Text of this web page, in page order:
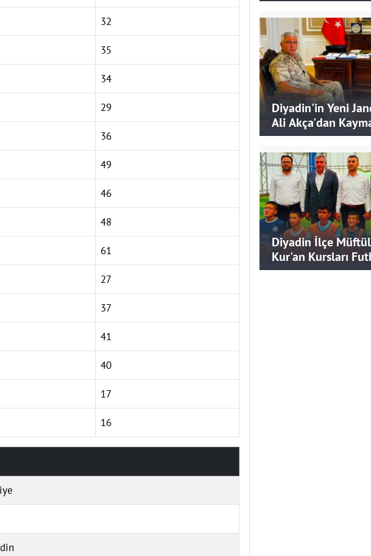
32
35
34
29
36
49
46
48
61
27
37
41
40
17
16
Diyadin'in Yeni
Ali Akça'dan
Korkusuz'a Ziyaret
Diyadin İlçe
Kur'an Kursları
Tamamlandı